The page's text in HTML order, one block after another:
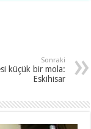
Sonraki
küçük bir mola:
Eskihisar